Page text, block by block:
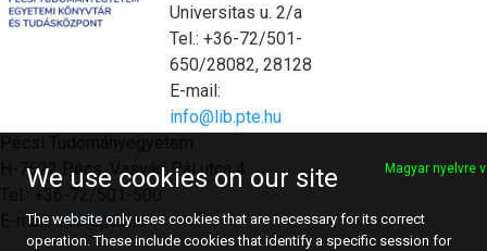
Universitas u. 2/a
Tel.: +36-72/501-
650/28082, 28128
E-mail:
info@lib.pte.hu
H-7622 Pécs, Vasvári Pál utca 4.
E-mail:info@pte.hu
We use cookies on our site Magyar nyelvre
The website only uses cookies that are necessary for its correct
operation. These include cookies that identify a specific session for